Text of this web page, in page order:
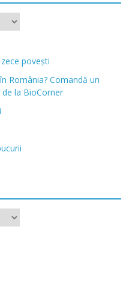
povești
România? Comandă un
la BioCorner